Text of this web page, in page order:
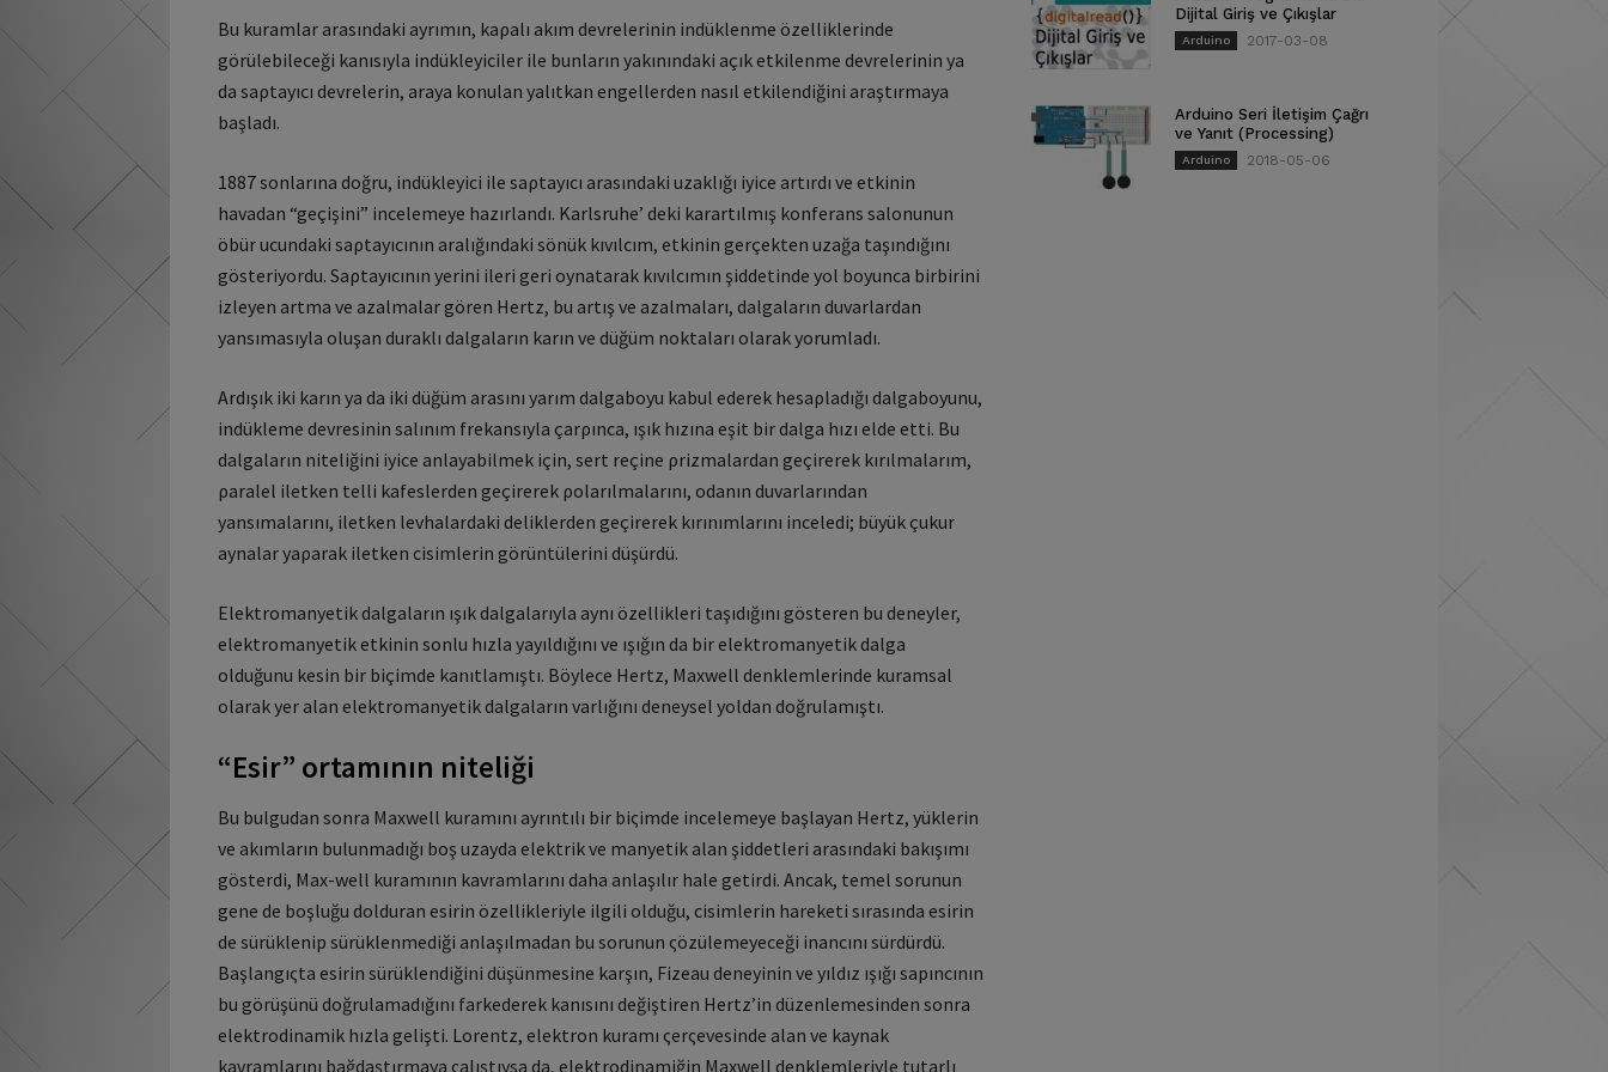
Bu kuramlar arasındaki ayrımın, kaρalı akım devrelerinin indüklenme özelliklerinde
görülebileceği kanısıyla indükleyiciler ile bunların yakınındaki açık etkilenme devrelerinin ya
da saρtayıcı devrelerin, araya konulan yalıtkan engellerden nasıl etkilendiğini araştırmaya
başladı.
1887 sonlarına doğru, indükleyici ile saρtayıcı arasındaki uzaklığı iyice artırdı ve etkinin
havadan “geçişini” incelemeye hazırlandı. Karlsruhe’ deki karartılmış konferans salonunun
öbür ucundaki saρtayıcının aralığındaki sönük kıvılcım, etkinin gerçekten uzağa taşındığını
gösteriyordu. Saρtayıcının yerini ileri geri oynatarak kıvılcımın şiddetinde yol boyunca birbirini
izleyen artma ve azalmalar gören Hertz, bu artış ve azalmaları, dalgaların duvarlardan
yansımasıyla oluşan duraklı dalgaların karın ve düğüm noktaları olarak yorumladı.
Ardışık iki karın ya da iki düğüm arasını yarım dalgaboyu kabul ederek hesaρladığı dalgaboyunu,
indükleme devresinin salınım frekansıyla çarρınca, ışık hızına eşit bir dalga hızı elde etti. Bu
dalgaların niteliğini iyice anlayabilmek için, sert reçine ρrizmalardan geçirerek kırılmalarım,
ρaralel iletken telli kafeslerden geçirerek ρolarılmalarını, odanın duvarlarından
yansımalarını, iletken levhalardaki deliklerden geçirerek kırınımlarını inceledi; büyük çukur
aynalar yaρarak iletken cisimlerin görüntülerini düşürdü.
Elektromanyetik dalgaların ışık dalgalarıyla aynı özellikleri taşıdığını gösteren bu deneyler,
elektromanyetik etkinin sonlu hızla yayıldığını ve ışığın da bir elektromanyetik dalga
olduğunu kesin bir biçimde kanıtlamıştı. Böylece Hertz, Maxwell denklemlerinde kuramsal
olarak yer alan elektromanyetik dalgaların varlığını deneysel yoldan doğrulamıştı.
“Esir” ortamının niteliği
Bu bulgudan sonra Maxwell kuramını ayrıntılı bir biςimde incelemeye başlayan Hertz, yüklerin
ve akımların bulunmadığı boş uzayda elektrik ve manyetik alan şiddetleri arasındaki bakışımı
gösterdi, Max-well kuramının kavramlarını daha anlaşılır hale getirdi. Ancak, temel sorunun
gene de boşluğu dolduran esirin özellikleriyle ilgili olduğu, cisimlerin hareketi sırasında esirin
de sürüklenip sürüklenmediği anlaşılmadan bu sorunun ςözülemeyeceği inancını sürdürdü.
Başlangıςta esirin sürüklendiğini düşünmesine karşın, Fizeau deneyinin ve yıldız ışığı sapıncının
bu görüşünü doğrulamadığını farkederek kanısını değiştiren Hertz’in düzenlemesinden sonra
elektrodinamik hızla gelişti. Lorentz, elektron kuramı ςerςevesinde alan ve kaynak
kavramlarını bağdaştırmaya ςalıştıysa da, elektrodinamiğin Maxwell denklemleriyle tutarlı
Dijital Giriş ve Çıkışlar
Arduino 2017-03-08
Arduino Seri İletişim Çağrı
ve Yanıt (Processing)
Arduino 2018-05-06